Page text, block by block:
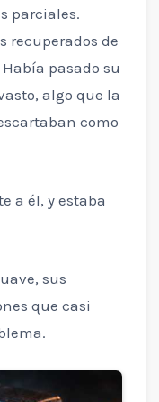
parciales.
recuperados de
pasado su
algo que la
como
a él, y estaba
sus
que casi